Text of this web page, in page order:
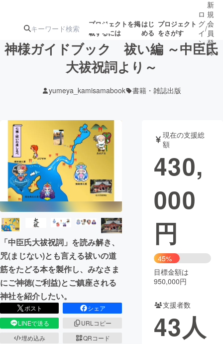
プロジェクトを掲
載するには
はじ
める
プロジェクト
をさがす
ターン
ジェクト
募集終了が近いプ
ロジェクト
されます
アート・写真 音楽
テクノロジー・ガジェット ゲーム・サ
映像・映画
ビジネス・起業
まちづくり・地域活性化
CAMPFIRE for Social Good
CAMPFIRE Creation
CAMPFIREふるさと納税machi-ya コミュニティ
ロ
グ
イ
ン
/
新
規
会
員
登
録
神様ガイドブック 祓い編 ～中臣氏
大祓祝詞より～
yumeya_kamisamabook 書籍・雑誌出版
「中臣氏大祓祝詞」を読み解き、
咒(まじない)とも言える祓いの道
筋をたどる本を製作し、みなさま
にご神徳(ご利益)とご鎮座される
神社を紹介したい。
ポスト
シェア
LINEで送る
URLコピー
埋め込み
QRコード
現在の支援総
額
430,
000
円
45%
目標金額は
950,000円
支援者数
43人